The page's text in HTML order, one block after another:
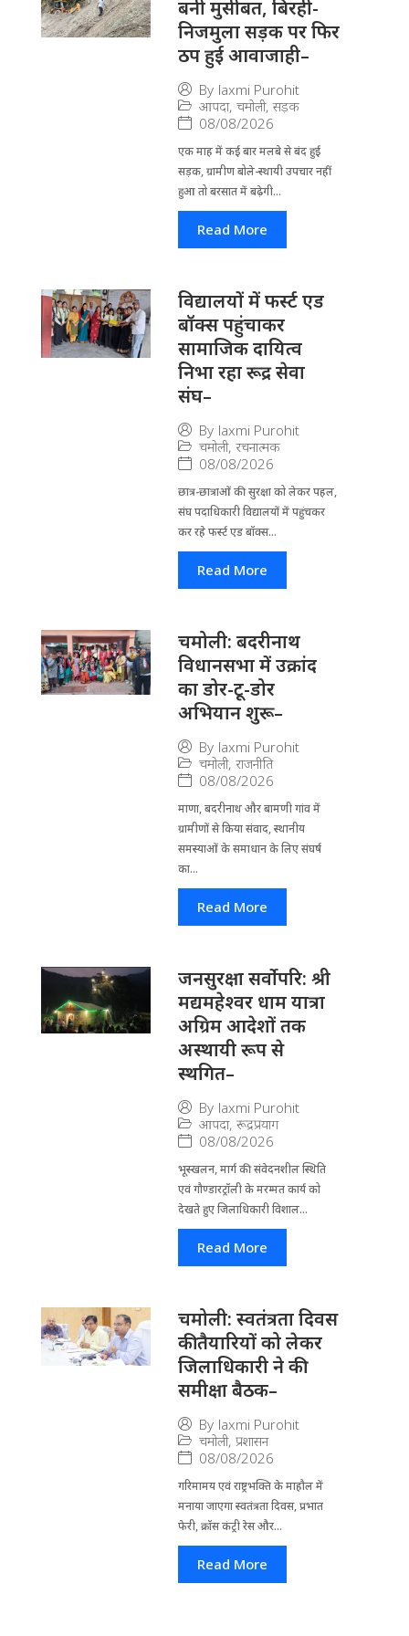
बनी मुसीबत, बिरही-
निजमुला सड़क पर फिर
ठप हुई आवाजाही–
By laxmi Purohit
आपदा, चमोली, सड़क
08/08/2026
एक माह में कई बार मलबे से बंद हुई
सड़क, ग्रामीण बोले-स्थायी उपचार नहीं
हुआ तो बरसात में बढ़ेगी...
Read More
विद्यालयों में फर्स्ट एड
बॉक्स पहुंचाकर
सामाजिक दायित्व
निभा रहा रूद्र सेवा
संघ–
By laxmi Purohit
चमोली, रचनात्मक
08/08/2026
छात्र-छात्राओं की सुरक्षा को लेकर पहल,
संघ पदाधिकारी विद्यालयों में पहुंचकर
कर रहे फर्स्ट एड बॉक्स...
Read More
चमोली: बदरीनाथ
विधानसभा में उक्रांद
का डोर-टू-डोर
अभियान शुरू–
By laxmi Purohit
चमोली, राजनीति
08/08/2026
माणा, बदरीनाथ और बामणी गांव में
ग्रामीणों से किया संवाद, स्थानीय
समस्याओं के समाधान के लिए संघर्ष
का...
Read More
जनसुरक्षा सर्वोपरि: श्री
मद्यमहेश्वर धाम यात्रा
अग्रिम आदेशों तक
अस्थायी रूप से
स्थगित–
By laxmi Purohit
आपदा, रूद्रप्रयाग
08/08/2026
भूस्खलन, मार्ग की संवेदनशील स्थिति
एवं गौण्डारट्रॉली के मरम्मत कार्य को
देखते हुए जिलाधिकारी विशाल...
Read More
चमोली: स्वतंत्रता दिवस
की तैयारियों को लेकर
जिलाधिकारी ने की
समीक्षा बैठक–
By laxmi Purohit
चमोली, प्रशासन
08/08/2026
गरिमामय एवं राष्ट्रभक्ति के माहौल में
मनाया जाएगा स्वतंत्रता दिवस, प्रभात
फेरी, क्रॉस कंट्री रेस और...
Read More